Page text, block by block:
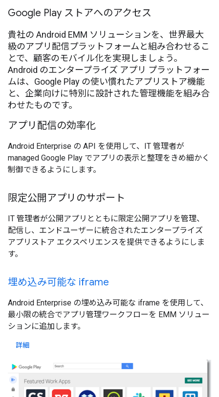
Google Play ストアへのアクセス
貴社の Android EMM ソリューションを、世界最大
級のアプリ配信プラットフォームと組み合わせるこ
とで、顧客のモバイル化を実現しましょう。
Android のエンタープライズ アプリ プラットフォー
ムは、Google Play の使い慣れたアプリストア機能
と、企業向けに特別に設計された管理機能を組み合
わせたものです。
アプリ配信の効率化
Android Enterprise の API を使用して、IT 管理者が
managed Google Play でアプリの表示と整理をきめ細かく
制御できるようにします。
限定公開アプリのサポート
IT 管理者が公開アプリとともに限定公開アプリを管理、
配信し、エンドユーザーに統合されたエンタープライズ
アプリストア エクスペリエンスを提供できるようにしま
す。
埋め込み可能な iframe
Android Enterprise の埋め込み可能な iframe を使用して、
最小限の統合でアプリ管理ワークフローを EMM ソリュー
ションに追加します。
詳細